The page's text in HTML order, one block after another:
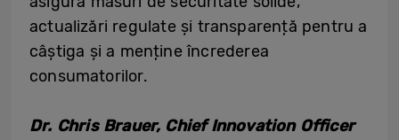
actualizări regulate și transparență pentru a
câștiga și a menține încrederea
consumatorilor.
Dr. Chris Brauer, Chief Innovation Officer